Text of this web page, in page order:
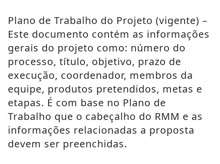
Plano de Trabalho do Projeto (vigente) –
Este documento contém as informações
gerais do projeto como: número do
processo, título, objetivo, prazo de
execução, coordenador, membros da
equipe, produtos pretendidos, metas e
etapas. É com base no Plano de
Trabalho que o cabeçalho do RMM e as
informações relacionadas a proposta
devem ser preenchidas.